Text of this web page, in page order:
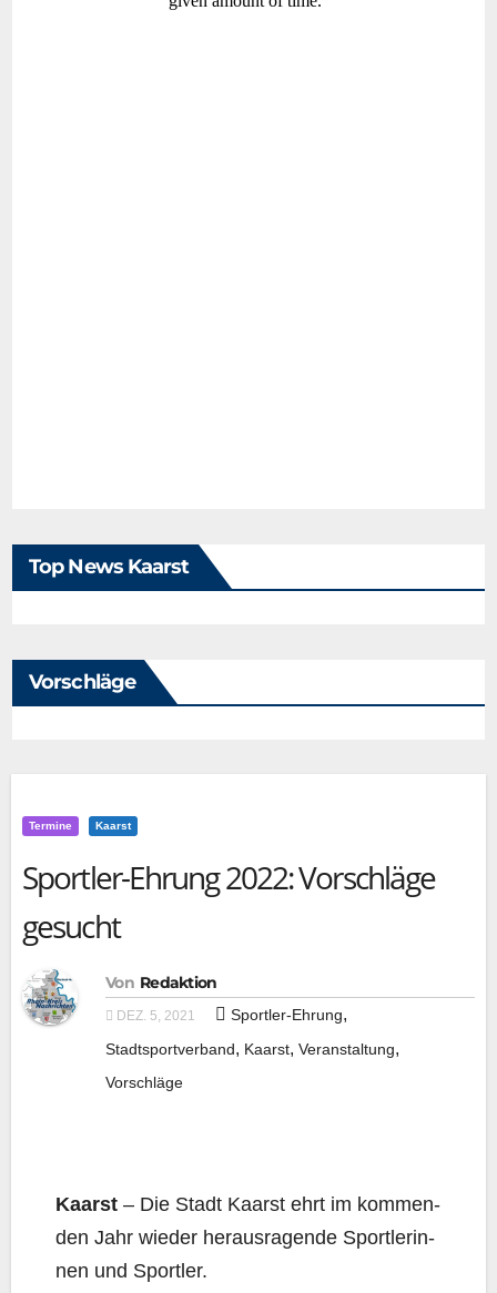
Top News Kaarst
Vorschläge
Termine Kaarst
Sportler-Ehrung 2022: Vorschläge
gesucht
Von Redaktion
DEZ. 5, 2021 Sportler-Ehrung,
Stadtsportverband, Kaarst, Veranstaltung,
Vorschläge
Kaarst – Die Stadt Kaarst ehrt im kom­men­
den Jahr wie­der her­aus­ra­gen­de Sport­le­rin­
nen und Sportler.